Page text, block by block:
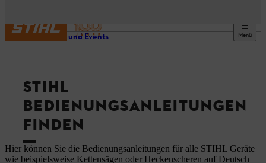
Menü
Service und Events
STIHL
BEDIENUNGSANLEITUNGEN
FINDEN
Hier können Sie die Bedienungsanleitungen für alle STIHL Geräte
wie beispielsweise Kettensägen oder Heckenscheren auf Deutsch